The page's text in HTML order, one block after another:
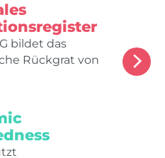
bildet das
Rückgrat von